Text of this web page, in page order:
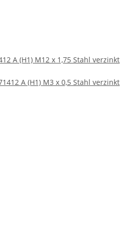
A (H1) M12 x 1,75 Stahl verzinkt